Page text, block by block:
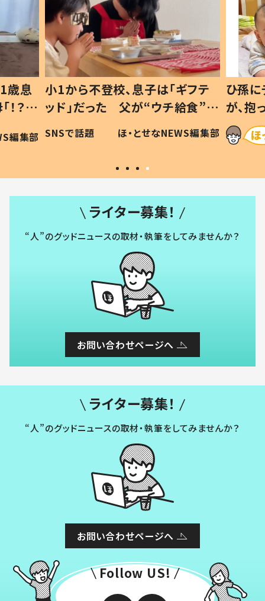
歳息
？」
編集部
小1から不登校、息子は「ギフテ
ッド」だった 父が“ウチ給食”を
作り続ける理由とは #令和の親
#令和の子
SNSで話題 ほ・とせなNEWS編集部
ひ孫
が、
「涙が
い」
ライター募集！
“人”のグッドニュースの取材・執筆をしてみませんか？
お問い合わせページへ
ライター募集！
“人”のグッドニュースの取材・執筆をしてみませんか？
お問い合わせページへ
Follow US!